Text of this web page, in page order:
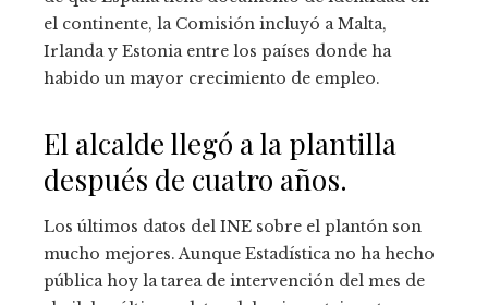
el continente, la Comisión incluyó a Malta,
Irlanda y Estonia entre los países donde ha
habido un mayor crecimiento de empleo.
El alcalde llegó a la plantilla
después de cuatro años.
Los últimos datos del INE sobre el plantón son
mucho mejores. Aunque Estadística no ha hecho
pública hoy la tarea de intervención del mes de